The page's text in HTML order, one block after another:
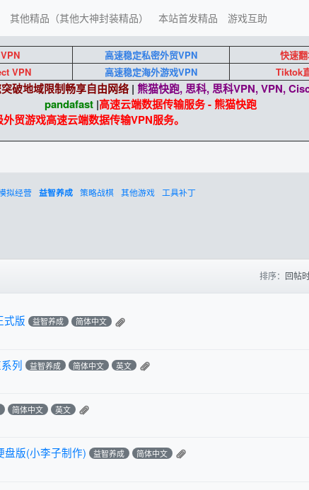
其他精品（其他大神封装精品） 本站首发精品 游戏互助
高速稳定私密外贸VPN 快速
VPN 高速稳定海外游戏VPN Tiktok
破地域限制畅享自由网络| 熊猫快跑, 思科, 思科VPN, VPN,
pandafast |高速云端数据传输服务 - 熊猫快跑
贸游戏高速云端数据传输VPN服务。
拟经营 益智养成 策略战棋 其他游戏
工具补丁
排序： 回帖
版 益智养成 简体中文
列 益智养成 简体中文 英文
简体中文 英文
版(小李子制作) 益智养成 简体中文